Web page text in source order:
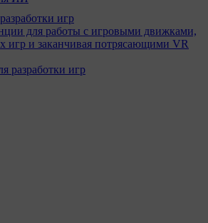
игр
для работы с игровыми движками,
игр и заканчивая потрясающими VR